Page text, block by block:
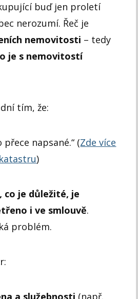
buď jen proletí
nerozumí. Řeč je
nemovitosti – tedy
je s nemovitostí
tím, že:
napsané.“ (Zde více
)
co je důležité, je
i ve smlouvě.
problém.
a služebnosti (např.